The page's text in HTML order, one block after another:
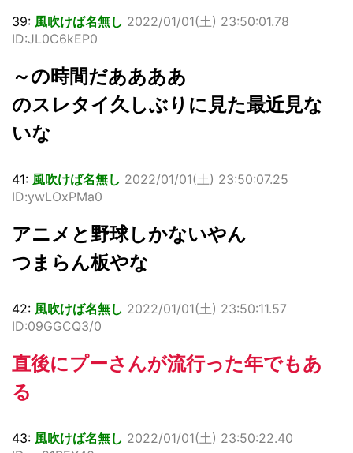
39: 風吹けば名無し 2022/01/01(土) 23:50:01.78
ID:JL0C6kEP0
～の時間だああああ
のスレタイ久しぶりに見た最近見な
いな
41: 風吹けば名無し 2022/01/01(土) 23:50:07.25
ID:ywLOxPMa0
アニメと野球しかないやん
つまらん板やな
42: 風吹けば名無し 2022/01/01(土) 23:50:11.57
ID:09GGCQ3/0
直後にプーさんが流行った年でもあ
る
43: 風吹けば名無し 2022/01/01(土) 23:50:22.40